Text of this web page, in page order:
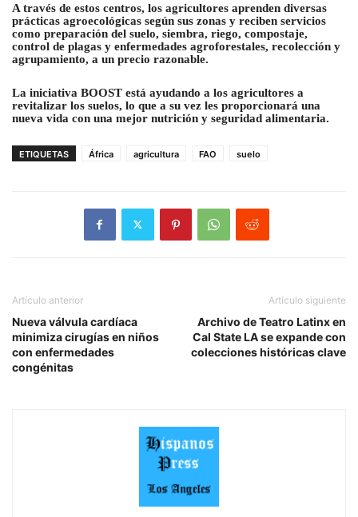
A través de estos centros, los agricultores aprenden diversas
prácticas agroecológicas según sus zonas y reciben servicios
como preparación del suelo, siembra, riego, compostaje,
control de plagas y enfermedades agroforestales, recolección y
agrupamiento, a un precio razonable.
La iniciativa BOOST está ayudando a los agricultores a
revitalizar los suelos, lo que a su vez les proporcionará una
nueva vida con una mejor nutrición y seguridad alimentaria.
ETIQUETAS África agricultura FAO suelo
Artículo anterior
Nueva válvula cardíaca
minimiza cirugías en niños
con enfermedades
congénitas
Artículo siguiente
Archivo de Teatro Latinx en
Cal State LA se expande con
colecciones históricas clave